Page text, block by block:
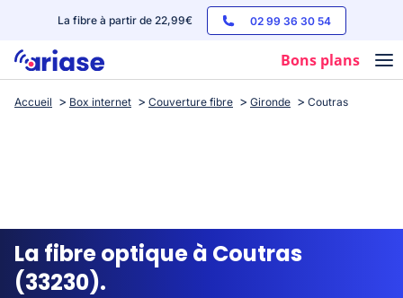
La fibre à partir de 22,99€ 02 99 36 30 54
Bons plans
Box internet
Streaming
Accueil Box internet Couverture fibre Gironde Coutras
La fibre optique à Coutras
(33230).